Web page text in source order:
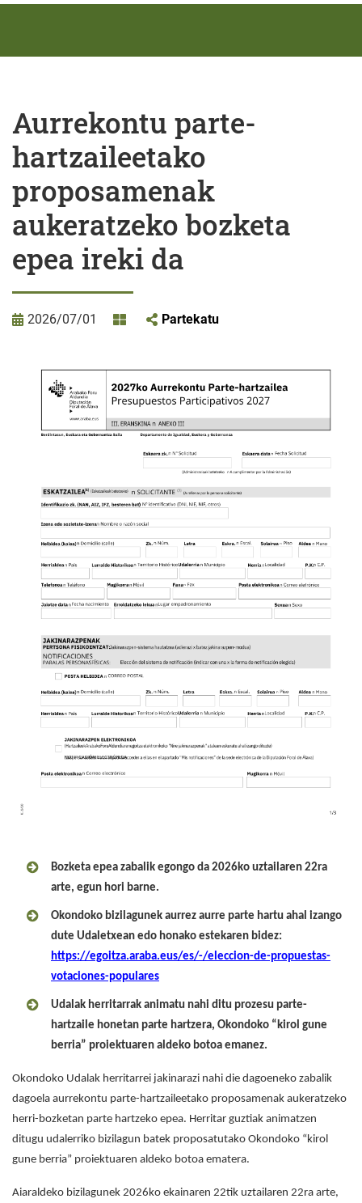
Aurrekontu parte-
hartzaileetako
proposamenak
aukeratzeko bozketa
epea ireki da
2026/07/01 Partekatu
Bozketa epea zabalik egongo da 2026ko uztailaren 22ra
arte, egun hori barne.
Okondoko bizilagunek aurrez aurre parte hartu ahal izango
dute Udaletxean edo honako estekaren bidez:
https://egoitza.araba.eus/es/-/eleccion-de-propuestas-
votaciones-populares
Udalak herritarrak animatu nahi ditu prozesu parte-
hartzaile honetan parte hartzera, Okondoko “kirol gune
berria” proiektuaren aldeko botoa emanez.
Okondoko Udalak herritarrei jakinarazi nahi die dagoeneko zabalik
dagoela aurrekontu parte-hartzaileetako proposamenak aukeratzeko
herri-bozketan parte hartzeko epea. Herritar guztiak animatzen
ditugu udalerriko bizilagun batek proposatutako Okondoko “kirol
gune berria” proiektuaren aldeko botoa ematera.
Aiaraldeko bizilagunek 2026ko ekainaren 22tik uztailaren 22ra arte,